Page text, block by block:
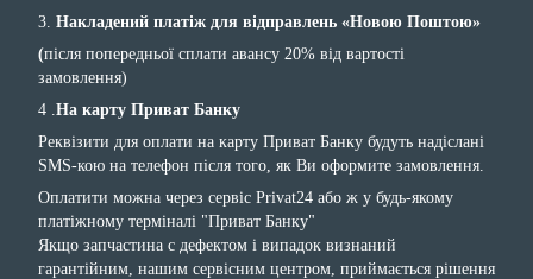
3. Накладений платіж для відправлень «Новою Поштою»
(після попередньої сплати авансу 20% від вартості
замовлення)
4 . На карту Приват Банку
Реквізити для оплати на карту Приват Банку будуть надіслані
SMS-кою на телефон після того, як Ви оформите замовлення.
Оплатити можна через сервіс Privat24 або ж у будь-якому
платіжному терміналі "Приват Банку"
Якщо запчастина с дефектом і випадок визнаний
гарантійним, нашим сервісним центром, приймається рішення